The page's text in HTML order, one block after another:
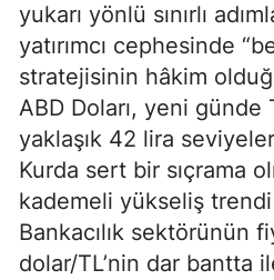
yukarı yönlü sınırlı
yatırımcı cephesinde
stratejisinin hâkim
ABD Doları, yeni günde
yaklaşık 42 lira
Kurda sert bir sıçrama
kademeli yükseliş
Bankacılık sektörünün
dolar/TL’nin dar bantta